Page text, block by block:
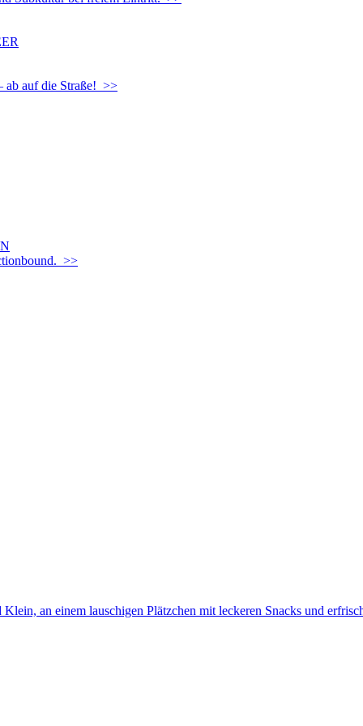
ab auf die Straße! >>
>>
an einem lauschigen Plätzchen mit leckeren Snacks und